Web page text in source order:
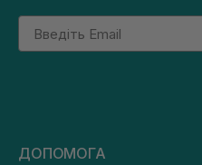
Email
ДОПОМОГА